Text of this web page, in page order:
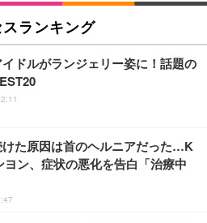
スランキング
ドルがランジェリー姿に！話題の
けた原因は首のヘルニアだった…K
ヨン、症状の悪化を告白「治療中